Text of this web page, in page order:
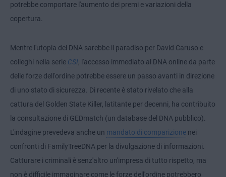
potrebbe comportare l'aumento dei premi e variazioni della
copertura.
Mentre l'utopia del DNA sarebbe il paradiso per David Caruso e
colleghi nella serie CSI, l'accesso immediato al DNA online da parte
delle forze dell'ordine potrebbe essere un passo avanti in direzione
di uno stato di sicurezza. Di recente è stato rivelato che alla
cattura del Golden State Killer, latitante per decenni, ha contribuito
la consultazione di GEDmatch (un database del DNA pubblico).
L'indagine prevedeva anche un mandato di comparizione nei
confronti di FamilyTreeDNA per la divulgazione di informazioni.
Catturare i criminali è senz'altro un'impresa di tutto rispetto, ma
non è difficile immaginare come le forze dell'ordine potrebbero